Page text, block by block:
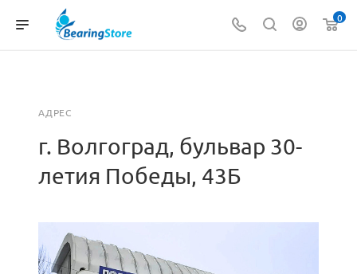
0
АДРЕС
г. Волгоград, бульвар 30-
летия Победы, 43Б